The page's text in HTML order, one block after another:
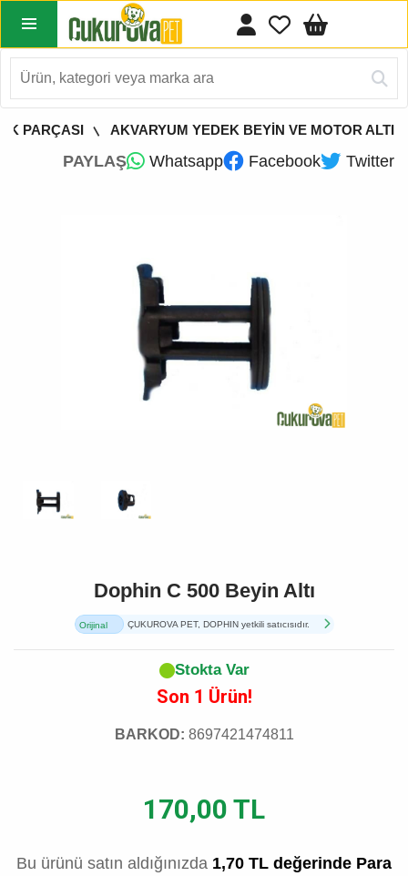
PARÇASI AKVARYUM YEDEK BEYİN VE MOTOR ALTI
PAYLAŞ Whatsapp Facebook Twitter
Dophin C 500 Beyin Altı
Orijinal
ÇUKUROVA PET, DOPHIN yetkili satıcısıdır.
Stokta Var
Son 1 Ürün!
BARKOD: 8697421474811
170,00 TL
Bu ürünü satın aldığınızda 1,70 TL değerinde Para